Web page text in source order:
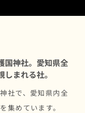
国神社。愛知県全
まれる社。
社で、愛知県内全
集めています。